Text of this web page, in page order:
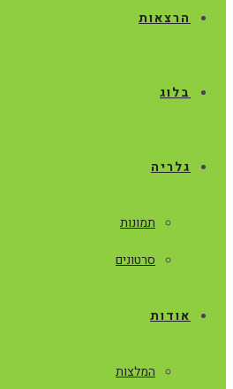
הרצאות
בלוג
גלריה
תמונות
סרטונים
אודות
המלצות